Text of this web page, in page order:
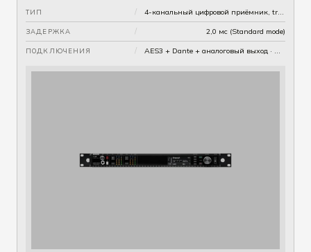
ТИП / 4-канальный цифровой приёмник, true diversity
ЗАДЕРЖКА / 2,0 мс (Standard mode)
ПОДКЛЮЧЕНИЯ / AES3 + Dante + аналоговый выход · мониторинг по сети ShowLink